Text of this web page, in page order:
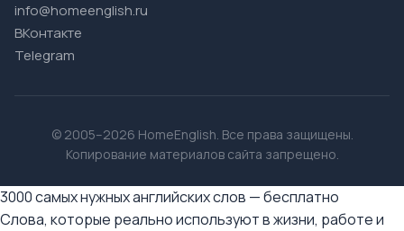
info@homeenglish.ru
ВКонтакте
Telegram
© 2005–2026 HomeEnglish. Все права защищены.
Копирование материалов сайта запрещено.
3000 самых нужных английских слов — бесплатно
Слова, которые реально используют в жизни, работе и